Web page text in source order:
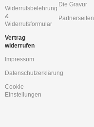
Widerrufsbelehrung
&
Widerrufsformular
Vertrag
widerrufen
Impressum
Datenschutzerklärung
Cookie
Einstellungen
Die Gravur
Partnerseiten